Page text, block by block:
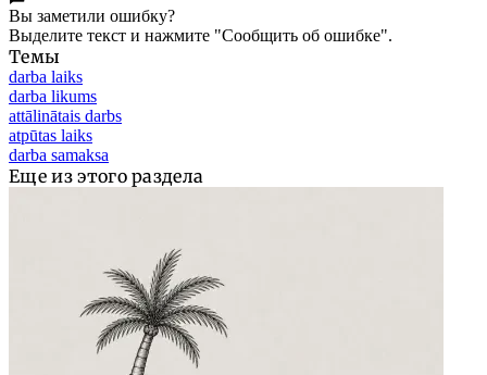
Вы заметили ошибку?
Выделите текст и нажмите "Сообщить об ошибке".
Темы
darba laiks
darba likums
attālinātais darbs
atpūtas laiks
darba samaksa
Еще из этого раздела